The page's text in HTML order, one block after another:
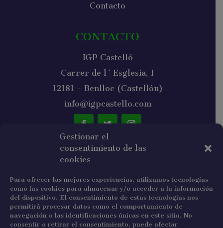
Gestionar el
consentimiento de las
cookies
Para ofrecer las mejores experiencias, utilizamos tecnologías
como las cookies para almacenar y/o acceder a la información
del dispositivo. El consentimiento de estas tecnologías nos
permitirá procesar datos como el comportamiento de
navegación o las identificaciones únicas en este sitio. No
consentir o retirar el consentimiento, puede afectar
Contacto
CONTACTO
IGP Castelló
Carrer de l´Esglesia, 1
12181 – Benlloc (Castellón)
info@igpcastello.com
NEWSLETTER
He leído y acepto la política de privacidad.